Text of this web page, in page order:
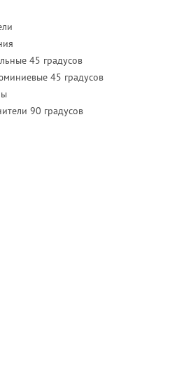
45 градусов
45 градусов
90 градусов